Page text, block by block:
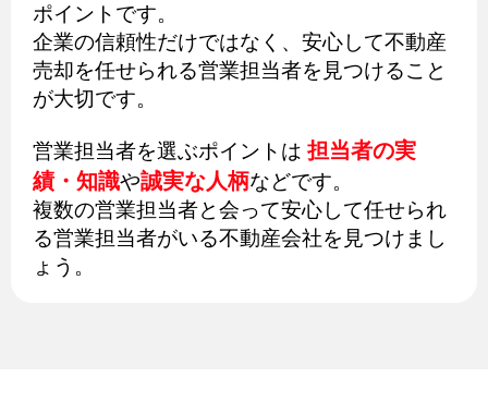
ポイントです。
企業の信頼性だけではなく、安心して不動産
売却を任せられる営業担当者を見つけること
が大切です。
営業担当者を選ぶポイントは 担当者の実
績・知識や誠実な人柄などです。
複数の営業担当者と会って安心して任せられ
る営業担当者がいる不動産会社を見つけまし
ょう。